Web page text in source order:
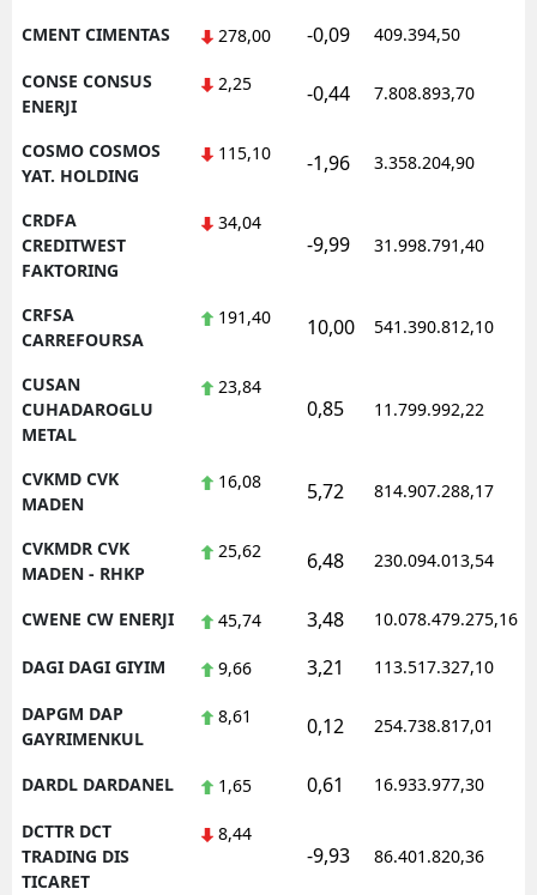
CMENT CIMENTAS 278,00 -0,09 409.394,50
CONSE CONSUS
ENERJI
2,25 -0,44 7.808.893,70
COSMO COSMOS
YAT. HOLDING
115,10 -1,96 3.358.204,90
CRDFA
CREDITWEST
FAKTORING
34,04
-9,99 31.998.791,40
CRFSA
CARREFOURSA
191,40 10,00 541.390.812,10
CUSAN
CUHADAROGLU
METAL
23,84
0,85 11.799.992,22
CVKMD CVK
MADEN
16,08 5,72 814.907.288,17
CVKMDR CVK
MADEN - RHKP
25,62 6,48 230.094.013,54
CWENE CW ENERJI 45,74 3,48 10.078.479.275,16
DAGI DAGI GIYIM 9,66 3,21 113.517.327,10
DAPGM DAP
GAYRIMENKUL
8,61 0,12 254.738.817,01
DARDL DARDANEL 1,65 0,61 16.933.977,30
DCTTR DCT
TRADING DIS
TICARET
8,44
-9,93 86.401.820,36